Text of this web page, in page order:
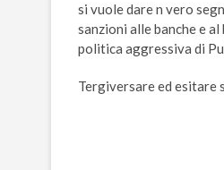
si vuole dare n vero
sanzioni alle banche e
politica aggressiva di
Tergiversare ed esitare